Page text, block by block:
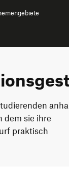
dem sie ihre
praktisch